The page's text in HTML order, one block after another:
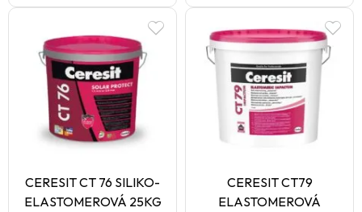
CERESIT CT 76 SILIKO-
ELASTOMEROVÁ 25KG
CERESIT CT79
ELASTOMEROVÁ